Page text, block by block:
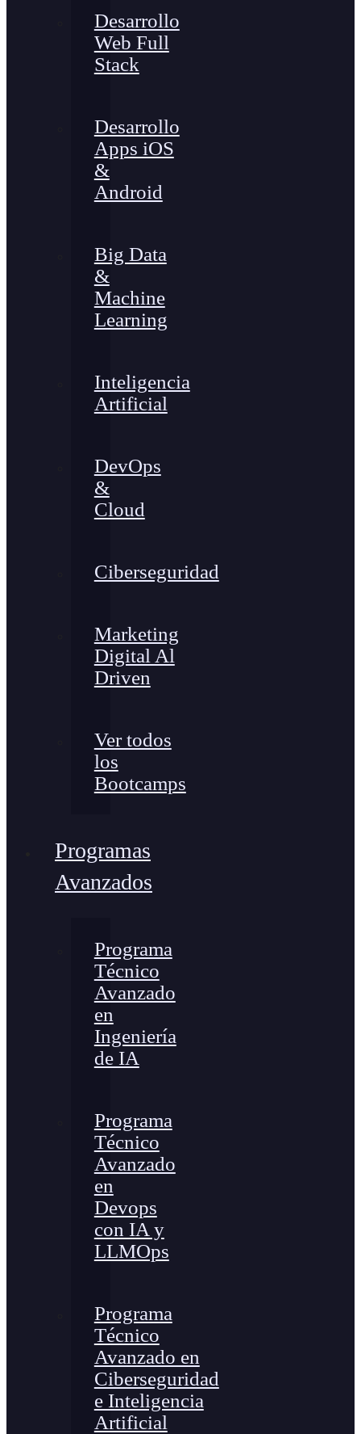
Desarrollo
Web Full
Stack
Desarrollo
Apps iOS
&
Android
Big Data
&
Machine
Learning
Inteligencia
Artificial
DevOps
&
Cloud
Ciberseguridad
Marketing
Digital Al
Driven
Ver todos
los
Bootcamps
Programas
Avanzados
Programa
Técnico
Avanzado
en
Ingeniería
de IA
Programa
Técnico
Avanzado
en
Devops
con IA y
LLMOps
Programa
Técnico
Avanzado en
Ciberseguridad
e Inteligencia
Artificial